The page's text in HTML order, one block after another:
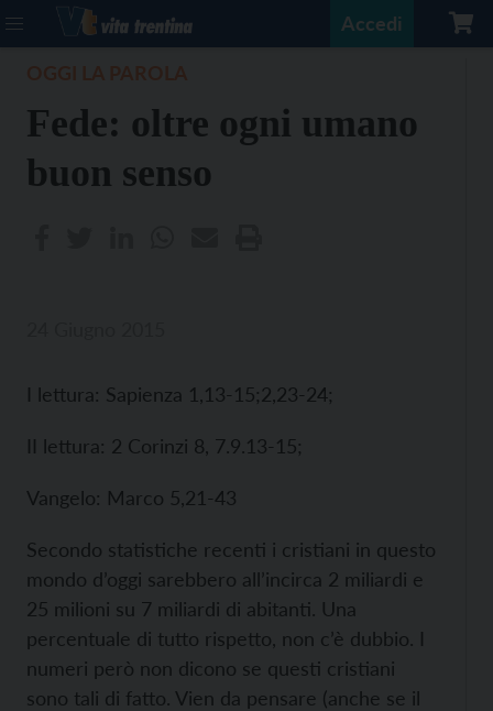
Accedi
Fede: oltre ogni umano
buon senso
I lettura: Sapienza 1,13-15;2,23-24;
II lettura: 2 Corinzi 8, 7.9.13-15;
Vangelo: Marco 5,21-43
Secondo statistiche recenti i cristiani in questo
mondo d’oggi sarebbero all’incirca 2 miliardi e
25 milioni su 7 miliardi di abitanti. Una
percentuale di tutto rispetto, non c’è dubbio. I
numeri però non dicono se questi cristiani
sono tali di fatto. Vien da pensare (anche se il